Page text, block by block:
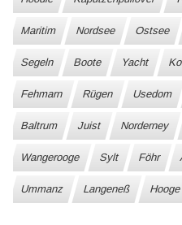
Maritim Nordsee Ostsee
Segeln Boote Yacht
Fehmarn Rügen Usedom
Baltrum Juist Norderney
Wangerooge Sylt Föhr
Ummanz Langeneß Hooge